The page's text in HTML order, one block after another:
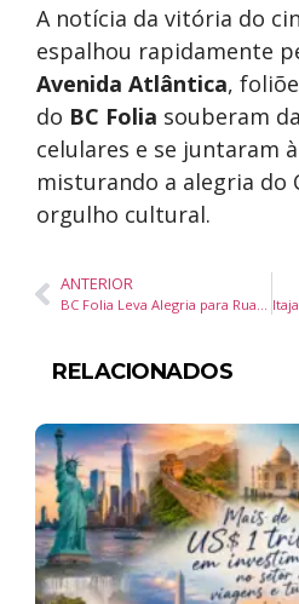
A notícia da vitória do
espalhou rapidamente
Avenida Atlântica,
do BC Folia souberam
celulares e se juntaram
misturando a alegria do
orgulho cultural.
ANTERIOR
BC Folia Leva Alegria para Ruas e Praias no Domingo de Carnaval em Balneário Camboriú
RELACIONADOS